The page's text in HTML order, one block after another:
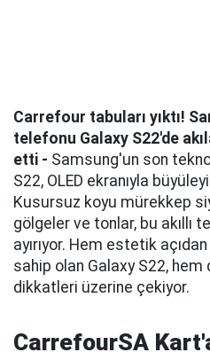
Carrefour tabuları yıktı!
telefonu Galaxy S22'de
etti - Samsung'un son
S22, OLED ekranıyla
Kusursuz koyu mürekkep
gölgeler ve tonlar, bu akıllı
ayırıyor. Hem estetik
sahip olan Galaxy S22,
dikkatleri üzerine çekiyor.
CarrefourSA